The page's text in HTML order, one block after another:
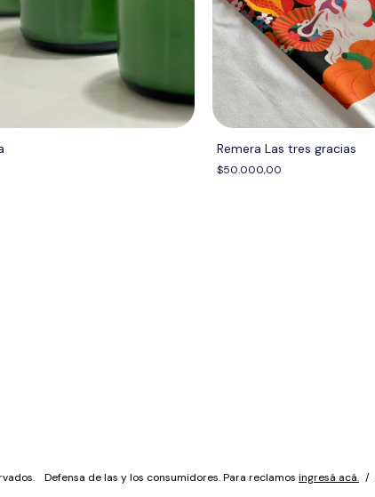
Remera Las tres gracias
$50.000,00
Defensa de las y los consumidores. Para reclamos ingresá acá. /